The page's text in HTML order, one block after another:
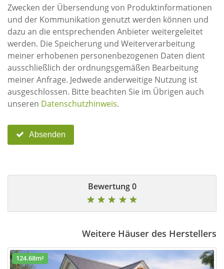
Zwecken der Übersendung von Produktinformationen
und der Kommunikation genutzt werden können und
dazu an die entsprechenden Anbieter weitergeleitet
werden. Die Speicherung und Weiterverarbeitung
meiner erhobenen personenbezogenen Daten dient
ausschließlich der ordnungsgemäßen Bearbeitung
meiner Anfrage. Jedwede anderweitige Nutzung ist
ausgeschlossen. Bitte beachten Sie im Übrigen auch
unseren Datenschutzhinweis.
Absenden
0 Bewertung
★
★
★
★
★
Weitere Häuser des Herstellers
124.68m²